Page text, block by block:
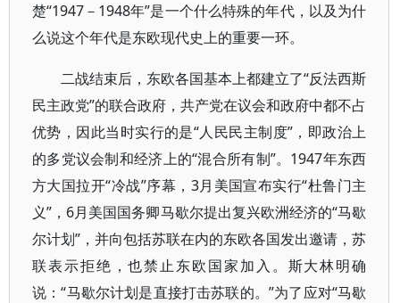
楚“1947－1948年”是一个什么特殊的年代，以及为什
么说这个年代是东欧现代史上的重要一环。
二战结束后，东欧各国基本上都建立了“反法西斯
民主政党”的联合政府，共产党在议会和政府中都不占
优势，因此当时实行的是“人民民主制度”，即政治上
的多党议会制和经济上的“混合所有制”。1947年东西
方大国拉开“冷战”序幕，3月美国宣布实行“杜鲁门主
义”，6月美国国务卿马歇尔提出复兴欧洲经济的“马歇
尔计划”，并向包括苏联在内的东欧各国发出邀请，苏
联表示拒绝，也禁止东欧国家加入。斯大林明确
说：“马歇尔计划是直接打击苏联的。”为了应对“马歇